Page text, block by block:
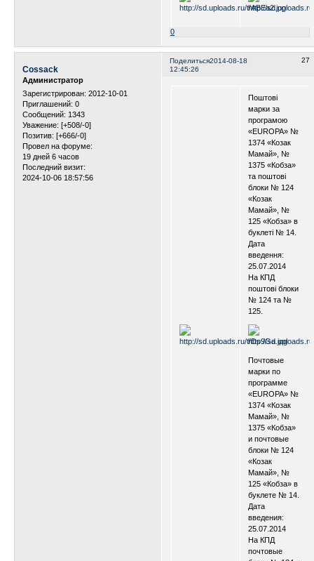
0
Поделиться 27
2014-08-18
12:45:26
Cossack
Администратор
Зарегистрирован: 2012-10-01
Приглашений: 0
Сообщений: 1343
Уважение: [+508/-0]
Позитив: [+666/-0]
Провел на форуме:
19 дней 6 часов
Последний визит:
2024-10-06 18:57:56
Поштові
марки за
програмою
«EUROPA» №
1374 «Козак
Мамай», №
1375 «Кобза»
та поштові
блоки № 124
«Козак
Мамай», №
125 «Кобза» в
буклеті № 14.
Дата
введення:
25.07.2014
На КПД
поштові блоки
№ 124 та №
125.
Почтовые
марки по
программе
«EUROPA» №
1374 «Козак
Мамай», №
1375 «Кобза»
и почтовые
блоки № 124
«Козак
Мамай», №
125 «Кобза» в
буклете № 14.
Дата
введения:
25.07.2014
На КПД
почтовые